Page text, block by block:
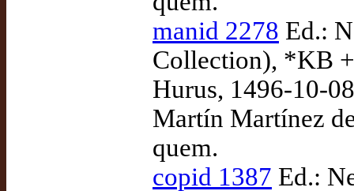
manid 2278 Ed.:
Collection), *KB
Hurus, 1496-10-
Martín Martínez
quem.
copid 1387 Ed.: